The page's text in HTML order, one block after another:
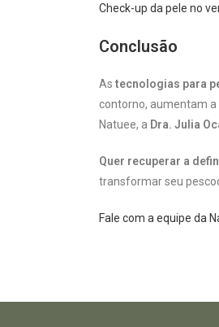
Check-up da pele no
Conclusão
As tecnologias para
contorno, aumentam
Natuee, a Dra. Julia
Quer recuperar a
transformar seu
Fale com a equipe da